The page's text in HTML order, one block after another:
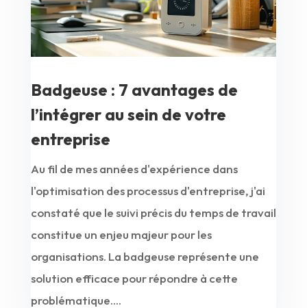
Badgeuse : 7 avantages de
l’intégrer au sein de votre
entreprise
Au fil de mes années d'expérience dans
l'optimisation des processus d'entreprise, j'ai
constaté que le suivi précis du temps de travail
constitue un enjeu majeur pour les
organisations. La badgeuse représente une
solution efficace pour répondre à cette
problématique....